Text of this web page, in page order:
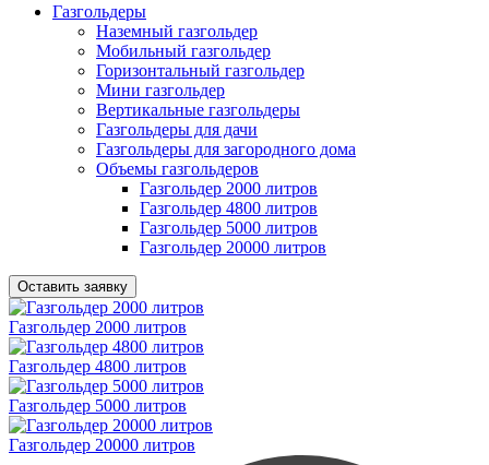
Газгольдеры
Наземный газгольдер
Мобильный газгольдер
Горизонтальный газгольдер
Мини газгольдер
Вертикальные газгольдеры
Газгольдеры для дачи
Газгольдеры для загородного дома
Объемы газгольдеров
Газгольдер 2000 литров
Газгольдер 4800 литров
Газгольдер 5000 литров
Газгольдер 20000 литров
Оставить заявку
Газгольдер 2000 литров
Газгольдер 4800 литров
Газгольдер 5000 литров
Газгольдер 20000 литров